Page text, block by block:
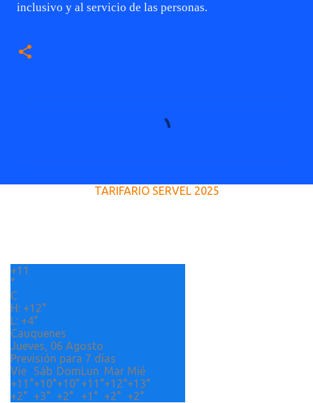
inclusivo y al servicio de las personas.
s
TARIFARIO SERVEL 2025
+11
°
C
H: +12°
L: +4°
Cauquenes
Jueves, 06 Agosto
Previsión para 7 días
Vie
Sáb DomLun Mar Mié
+11°+10°+10°+11°+12°+13°
+2° +3° +2° +1° +2° +2°